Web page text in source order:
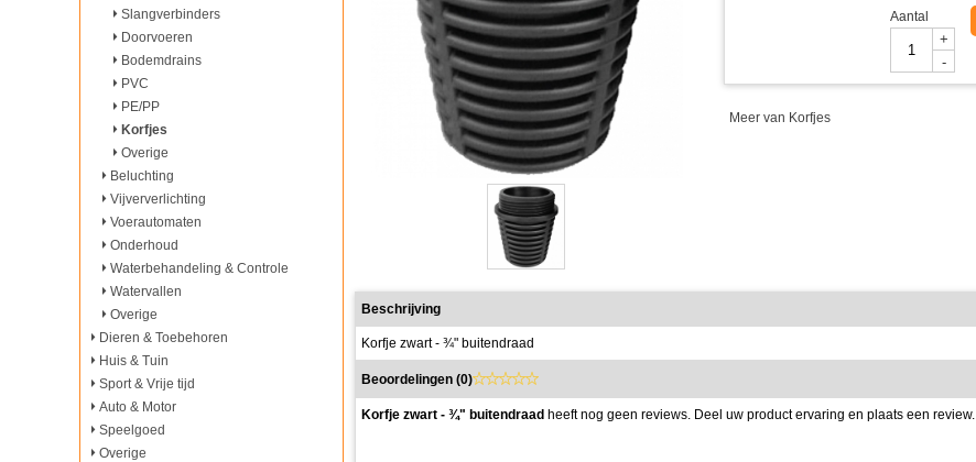
Slangverbinders
Doorvoeren
Bodemdrains
PVC
PE/PP
Korfjes
Overige
Beluchting
Vijververlichting
Voerautomaten
Onderhoud
Waterbehandeling & Controle
Watervallen
Overige
Dieren & Toebehoren
Huis & Tuin
Sport & Vrije tijd
Auto & Motor
Speelgoed
Overige
Aantal
+
-
Meer van Korfjes
Beschrijving
Korfje zwart - ¾" buitendraad
Beoordelingen (0)
Korfje zwart - ¾" buitendraad heeft nog geen reviews. Deel uw product ervaring en plaats een review.